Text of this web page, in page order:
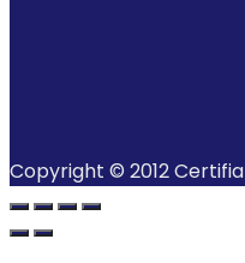
Copyright © 2012 Certifia